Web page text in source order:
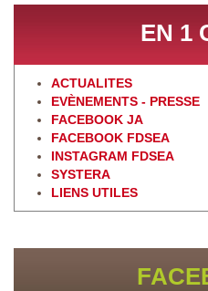
EN 1
ACTUALITES
EVÈNEMENTS - PRESSE
FACEBOOK JA
FACEBOOK FDSEA
INSTAGRAM FDSEA
SYSTERA
LIENS UTILES